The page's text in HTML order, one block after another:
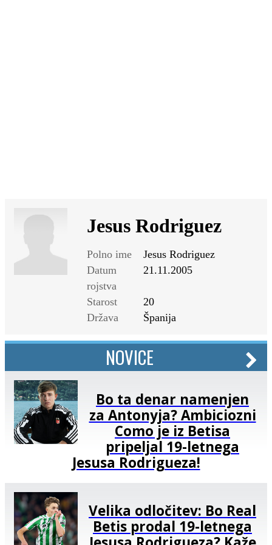
Jesus Rodriguez
Polno ime
Jesus Rodriguez
Datum
rojstva
21.11.2005
Starost
20
Država
Španija
NOVICE
Bo ta denar namenjen
za Antonyja? Ambiciozni
Como je iz Betisa
pripeljal 19-letnega
Jesusa Rodrigueza!
Velika odločitev: Bo Real
Betis prodal 19-letnega